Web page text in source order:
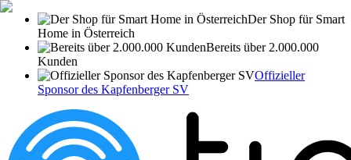
Der Shop für Smart
Home in Österreich
Bereits über 2.000.000
Kunden
Offizieller
Sponsor des Kapfenberger SV